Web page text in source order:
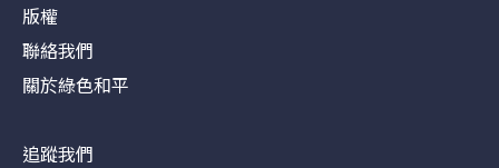
版權
聯絡我們
關於綠色和平
追蹤我們